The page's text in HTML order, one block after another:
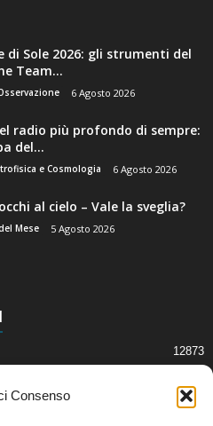
Consenso
di Sole 2026: gli strumenti del
Team...
6 Agosto 2026
radio più profondo di sempre:
del...
e Cosmologia 6 Agosto 2026
al cielo – Vale la sveglia?
Mese 5 Agosto 2026
12873
2409